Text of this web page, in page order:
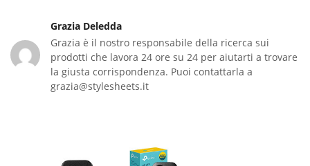
Grazia Deledda
Grazia è il nostro responsabile della ricerca sui
prodotti che lavora 24 ore su 24 per aiutarti a trovare
la giusta corrispondenza. Puoi contattarla a
grazia@stylesheets.it